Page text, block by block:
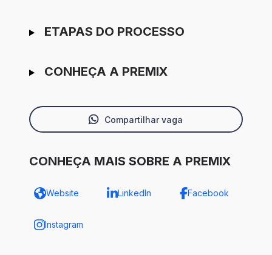
ETAPAS DO PROCESSO
CONHEÇA A PREMIX
Compartilhar vaga
CONHEÇA MAIS SOBRE A PREMIX
Website LinkedIn Facebook
Instagram